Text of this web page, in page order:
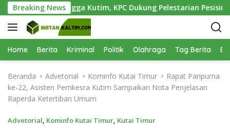
a
g
u
Breaking News
Teluk Lingga Kutim, KPC Dukung Pelestarian Pesisir
Home Berita Kriminal Politik Olahraga Tag Berita
Beranda Advetorial Kominfo Kutai Timur
Rapat Paripurna
ke-22, Asisten Pemkesra Kutim Sampaikan Nota Penjelasan
Raperda Ketertiban Umum
Advetorial, Kominfo Kutai Timur, Kutai Timur